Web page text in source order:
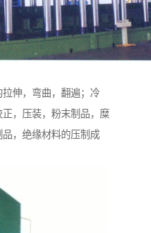
伸，弯曲，翻遍；冷
，压装，粉末制品，糜
，绝缘材料的压制成